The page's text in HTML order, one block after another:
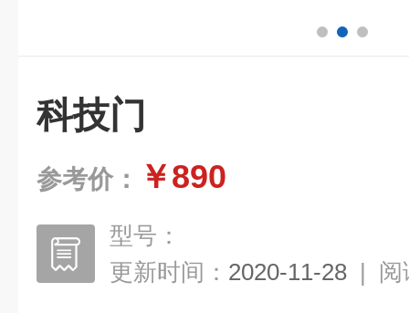
科技门
参考价： ￥890
型号：
更新时间： 2020-11-28 | 阅